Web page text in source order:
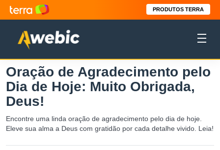
PRODUTOS TERRA
Oração de Agradecimento pelo
Dia de Hoje: Muito Obrigada,
Deus!
Encontre uma linda oração de agradecimento pelo dia de hoje.
Eleve sua alma a Deus com gratidão por cada detalhe vivido. Leia!